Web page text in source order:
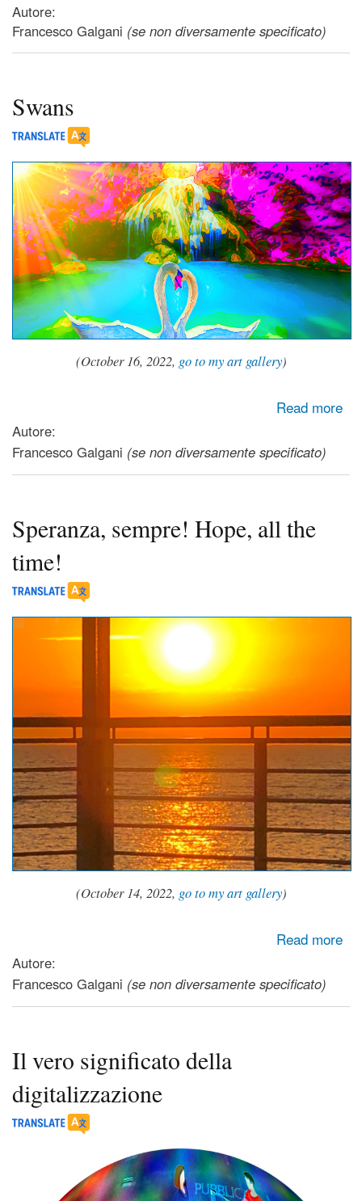
Autore:
Francesco Galgani (se non diversamente specificato)
Swans
(October 16, 2022, go to my art gallery)
Read more
Autore:
Francesco Galgani (se non diversamente specificato)
Speranza, sempre! Hope, all the
time!
(October 14, 2022, go to my art gallery)
Read more
Autore:
Francesco Galgani (se non diversamente specificato)
Il vero significato della
digitalizzazione